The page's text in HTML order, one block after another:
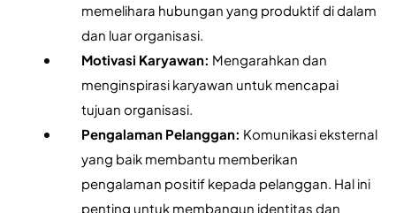
memelihara hubungan yang produktif di dalam
dan luar organisasi.
Motivasi Karyawan: Mengarahkan dan
menginspirasi karyawan untuk mencapai
tujuan organisasi.
Pengalaman Pelanggan: Komunikasi eksternal
yang baik membantu memberikan
pengalaman positif kepada pelanggan. Hal ini
penting untuk membangun identitas dan